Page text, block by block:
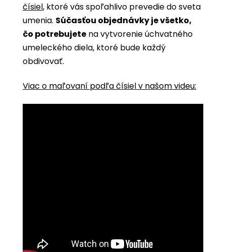
čísiel, ktoré vás spoľahlivo prevedie do sveta
umenia. Súčasťou objednávky je všetko,
čo potrebujete na vytvorenie úchvatného
umeleckého diela, ktoré bude každý
obdivovať.
Viac o maľovaní podľa čísiel v našom videu: